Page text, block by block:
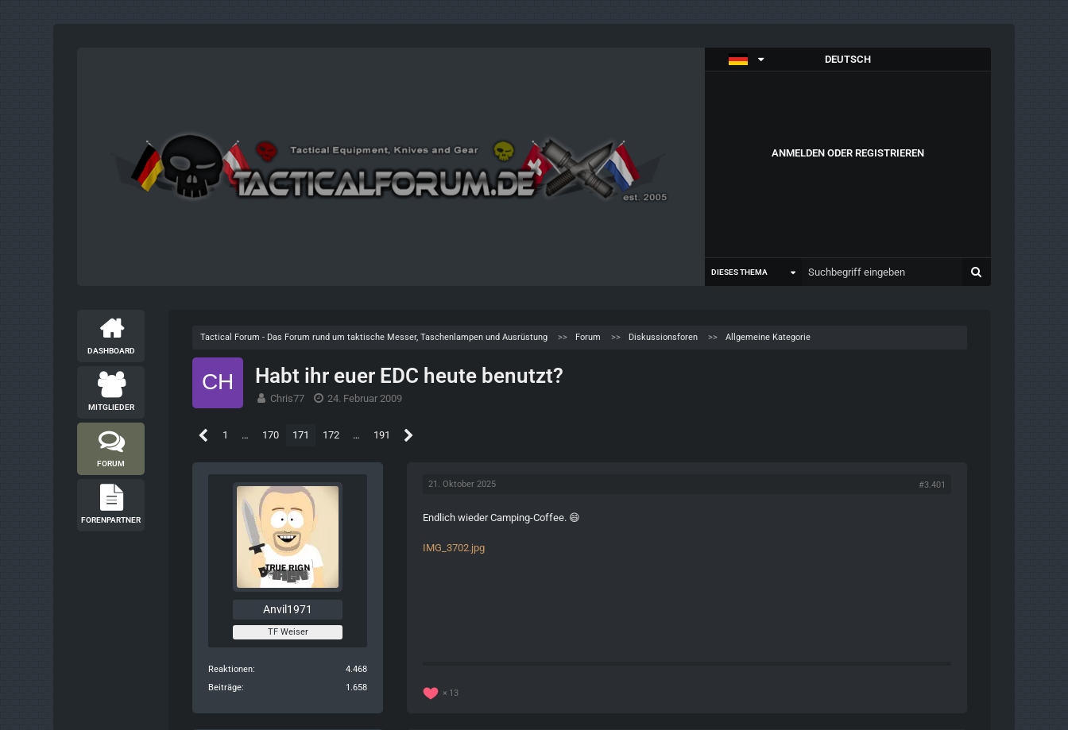
DEUTSCH
ANMELDEN ODER REGISTRIEREN
DIESES THEMA
DASHBOARD
MITGLIEDER
FORUM
FORENPARTNER
Tactical Forum - Das Forum rund um taktische Messer, Taschenlampen und Ausrüstung Forum Diskussionsforen Allgemeine Kategorie
Habt ihr euer EDC heute benutzt?
Chris77 24. Februar 2009
1 … 170 171 172 … 191
Anvil1971
TF Weiser
Reaktionen
4.468
Beiträge
1.658
21. Oktober 2025 #3.401
Endlich wieder Camping-Coffee. 😄
IMG_3702.jpg
13